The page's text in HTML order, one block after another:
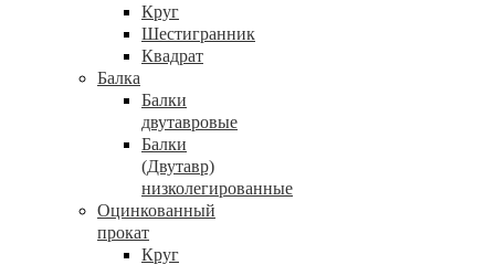
Круг
Шестигранник
Квадрат
Балка
Балки
двутавровые
Балки
(Двутавр)
низколегированные
Оцинкованный
прокат
Круг